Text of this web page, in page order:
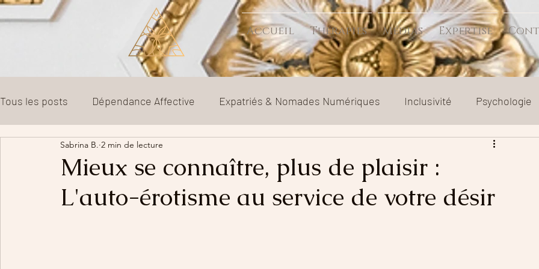
Accueil Thérapies Médias Expertise
Tous les posts Dépendance Affective Expatriés & Nomades Numériques Inclusivité Psychologie
Sexologie Couple Parentalité
Mieux se connaître, plus de plaisir :
L'auto-érotisme au service de votre désir
Sabrina B. 2 min de lecture